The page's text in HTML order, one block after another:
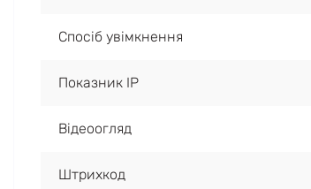
Спосіб увімкнення
Показник IP
Відеоогляд
Штрихкод